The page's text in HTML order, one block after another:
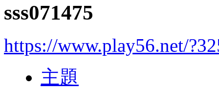
sss071475
https://www.play56.net/
主題